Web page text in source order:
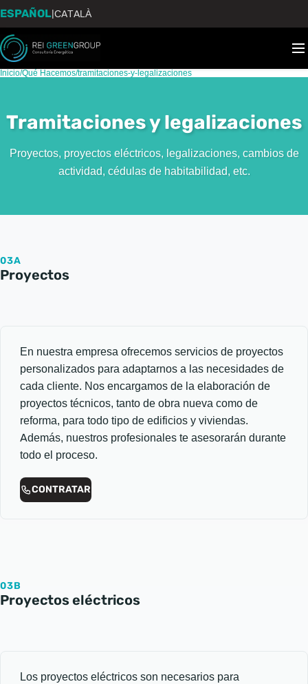
ESPAÑOL|CATALÀ
Inicio/Qué Hacemos/tramitaciones-y-legalizaciones
Tramitaciones y legalizaciones
Proyectos, proyectos eléctricos, legalizaciones, cambios de
actividad, cédulas de habitabilidad, etc.
03A
Proyectos
En nuestra empresa ofrecemos servicios de proyectos
personalizados para adaptarnos a las necesidades de
cada cliente. Nos encargamos de la elaboración de
proyectos técnicos, tanto de obra nueva como de
reforma, para todo tipo de edificios y viviendas.
Además, nuestros profesionales te asesorarán durante
todo el proceso.
CONTRATAR
03B
Proyectos eléctricos
Los proyectos eléctricos son necesarios para